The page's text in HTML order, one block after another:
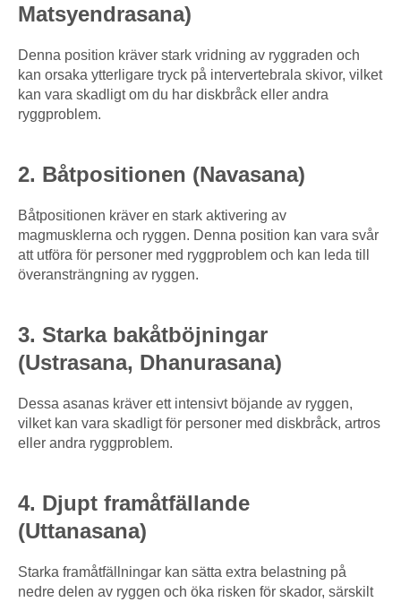
Matsyendrasana)
Denna position kräver stark vridning av ryggraden och
kan orsaka ytterligare tryck på intervertebrala skivor, vilket
kan vara skadligt om du har diskbråck eller andra
ryggproblem.
2. Båtpositionen (Navasana)
Båtpositionen kräver en stark aktivering av
magmusklerna och ryggen. Denna position kan vara svår
att utföra för personer med ryggproblem och kan leda till
överansträngning av ryggen.
3. Starka bakåtböjningar
(Ustrasana, Dhanurasana)
Dessa asanas kräver ett intensivt böjande av ryggen,
vilket kan vara skadligt för personer med diskbråck, artros
eller andra ryggproblem.
4. Djupt framåtfällande
(Uttanasana)
Starka framåtfällningar kan sätta extra belastning på
nedre delen av ryggen och öka risken för skador, särskilt